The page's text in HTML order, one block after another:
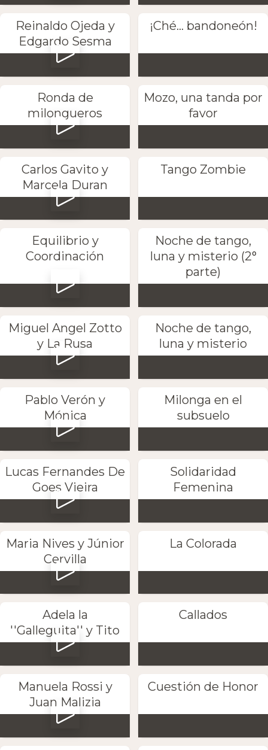
Reinaldo Ojeda y
Edgardo Sesma
¡Ché... bandoneón!
Ronda de
milongueros
Mozo, una tanda por
favor
Carlos Gavito y
Marcela Duran
Tango Zombie
Equilibrio y
Coordinación
Noche de tango,
luna y misterio (2°
parte)
Miguel Angel Zotto
y La Rusa
Noche de tango,
luna y misterio
Pablo Verón y
Mónica
Milonga en el
subsuelo
Lucas Fernandes De
Goes Vieira
Solidaridad
Femenina
Maria Nives y Júnior
Cervilla
La Colorada
Adela la
''Galleguita'' y Tito
Callados
Manuela Rossi y
Juan Malizia
Cuestión de Honor